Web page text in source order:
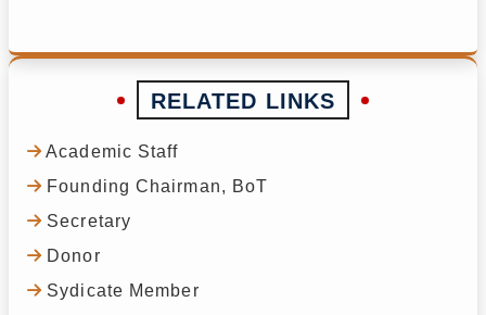
RELATED LINKS
Academic Staff
Founding Chairman, BoT
Secretary
Donor
Sydicate Member